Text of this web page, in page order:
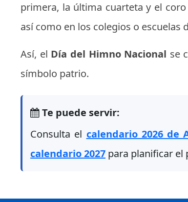
primera, la última cuarteta y el
así como en los colegios o escuelas
Así, el Día del Himno Nacional se
símbolo patrio.
Te puede servir:
Consulta el calendario 2026 de
calendario 2027 para planificar el